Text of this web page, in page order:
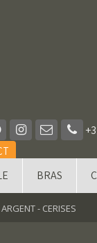
BRAS
- CERISES